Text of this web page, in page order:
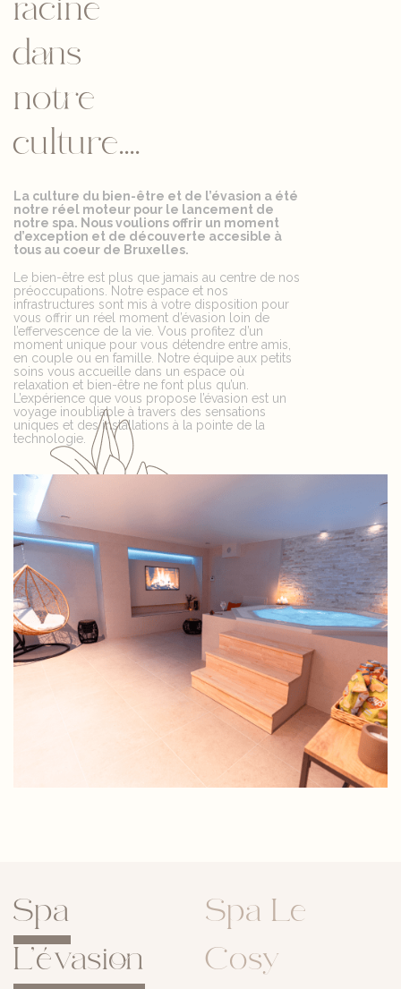
racine
dans
notre
culture....
La culture du bien-être et de l’évasion a été
notre réel moteur pour le lancement de
notre spa. Nous voulions offrir un moment
d’exception et de découverte accesible à
tous au coeur de Bruxelles.
Le bien-être est plus que jamais au centre de nos
préoccupations. Notre espace et nos
infrastructures sont mis à votre disposition pour
vous offrir un réel moment d’évasion loin de
l’effervescence de la vie. Vous profitez d’un
moment unique pour vous détendre entre amis,
en couple ou en famille. Notre équipe aux petits
soins vous accueille dans un espace où
relaxation et bien-être ne font plus qu’un.
L’expérience que vous propose l’évasion est un
voyage inoubliable à travers des sensations
uniques et des installations à la pointe de la
technologie.
Spa
L’évasion
Spa Le
Cosy